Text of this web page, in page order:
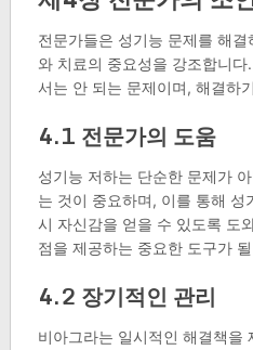
전문가들은 성기능 문제를 해
와 치료의 중요성을 강조합니
서는 안 되는 문제이며, 해결하
4.1 전문가의 도움
성기능 저하는 단순한 문제가
는 것이 중요하며, 이를 통해
시 자신감을 얻을 수 있도록 도
점을 제공하는 중요한 도구가
4.2 장기적인 관리
비아그라는 일시적인 해결책을